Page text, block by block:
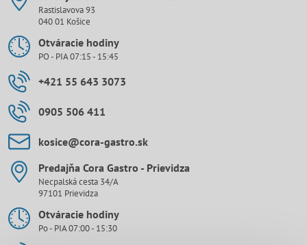
Rastislavova 93
040 01 Košice
Otváracie hodiny
PO - PIA 07:15 - 15:45
+421 55 643 3073
0905 506 411
kosice​@cora-gastro​.sk
Predajňa Cora Gastro - Prievidza
Necpalská cesta 34/A
97101 Prievidza
Otváracie hodiny
Po - PIA 07:00 - 15:30